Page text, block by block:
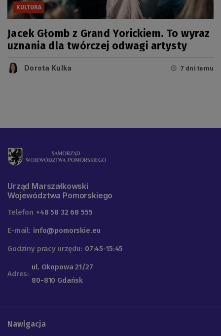
KULTURA
Jacek Głomb z Grand Yorickiem. To wyraz
uznania dla twórczej odwagi artysty
Dorota Kulka 7 dni temu
Urząd Marszałkowski
Województwa Pomorskiego
Telefon +48 58 32 68 555
E-mail: info@pomorskie.eu
Godziny pracy urzędu: 07:45-15:45
Adres:
ul. Okopowa 21/27
80-810 Gdańsk
Nawigacja